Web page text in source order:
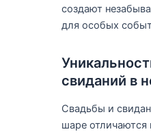
создают
для особых
свиданий в
Свадьбы и
шаре